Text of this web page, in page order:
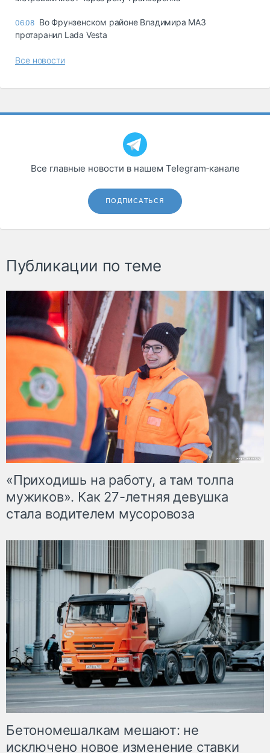
06.08 Во Фрунзенском районе Владимира МАЗ
протаранил Lada Vesta
Все новости
Все главные новости в нашем Telegram‑канале
ПОДПИСАТЬСЯ
Публикации по теме
«Приходишь на работу, а там толпа
мужиков». Как 27-летняя девушка
стала водителем мусоровоза
Бетономешалкам мешают: не
исключено новое изменение ставки